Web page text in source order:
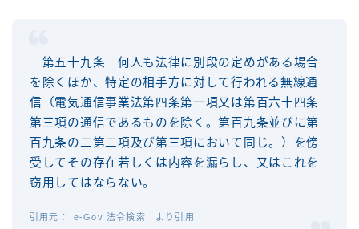
第五十九条 何人も法律に別段の定めがある場合
を除くほか、特定の相手方に対して行われる無線通
信（電気通信事業法第四条第一項又は第百六十四条
第三項の通信であるものを除く。第百九条並びに第
百九条の二第二項及び第三項において同じ。）を傍
受してその存在若しくは内容を漏らし、又はこれを
窃用してはならない。
e-Gov 法令検索 より引用